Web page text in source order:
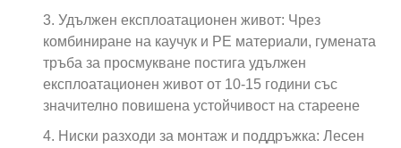
3. Удължен експлоатационен живот: Чрез
комбиниране на каучук и PE материали, гумената
тръба за просмукване постига удължен
експлоатационен живот от 10-15 години със
значително повишена устойчивост на стареене
4. Ниски разходи за монтаж и поддръжка: Лесен